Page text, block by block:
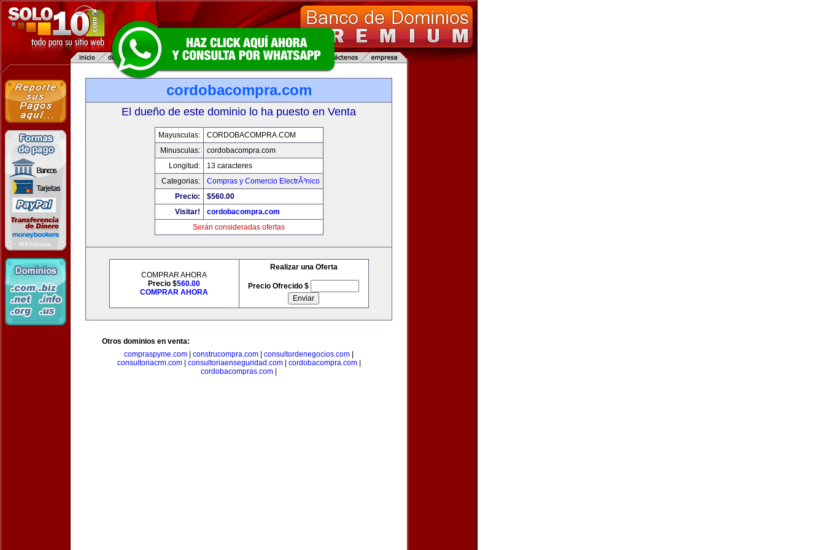
cordobacompra.com
El dueño de este dominio lo ha puesto en Venta
Mayusculas:
CORDOBACOMPRA.COM
Minusculas:
cordobacompra.com
Longitud:
13 caracteres
Categorias:
Compras y Comercio ElectrÃ³nico
Precio:
$560.00
Visitar!
cordobacompra.com
Serán consideradas ofertas
COMPRAR AHORA
Precio $560.00
COMPRAR AHORA
Realizar una Oferta
Precio Ofrecido $
Otros dominios en venta:
compraspyme.com
construcompra.com consultordenegocios.com
consultoriacrm.com| consultoriaenseguridad.com| cordobacompra.com|
cordobacompras.com